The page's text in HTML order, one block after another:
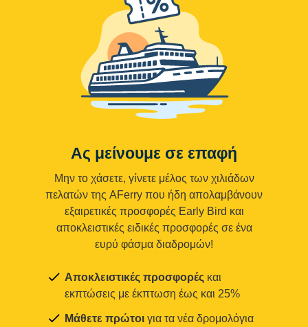
Ας μείνουμε σε επαφή
Μην το χάσετε, γίνετε μέλος των χιλιάδων
πελατών της AFerry που ήδη απολαμβάνουν
εξαιρετικές προσφορές Early Bird και
αποκλειστικές ειδικές προσφορές σε ένα
ευρύ φάσμα διαδρομών!
Αποκλειστικές προσφορές και
εκπτώσεις με έκπτωση έως και 25%
Μάθετε πρώτοι για τα νέα δρομολόγια